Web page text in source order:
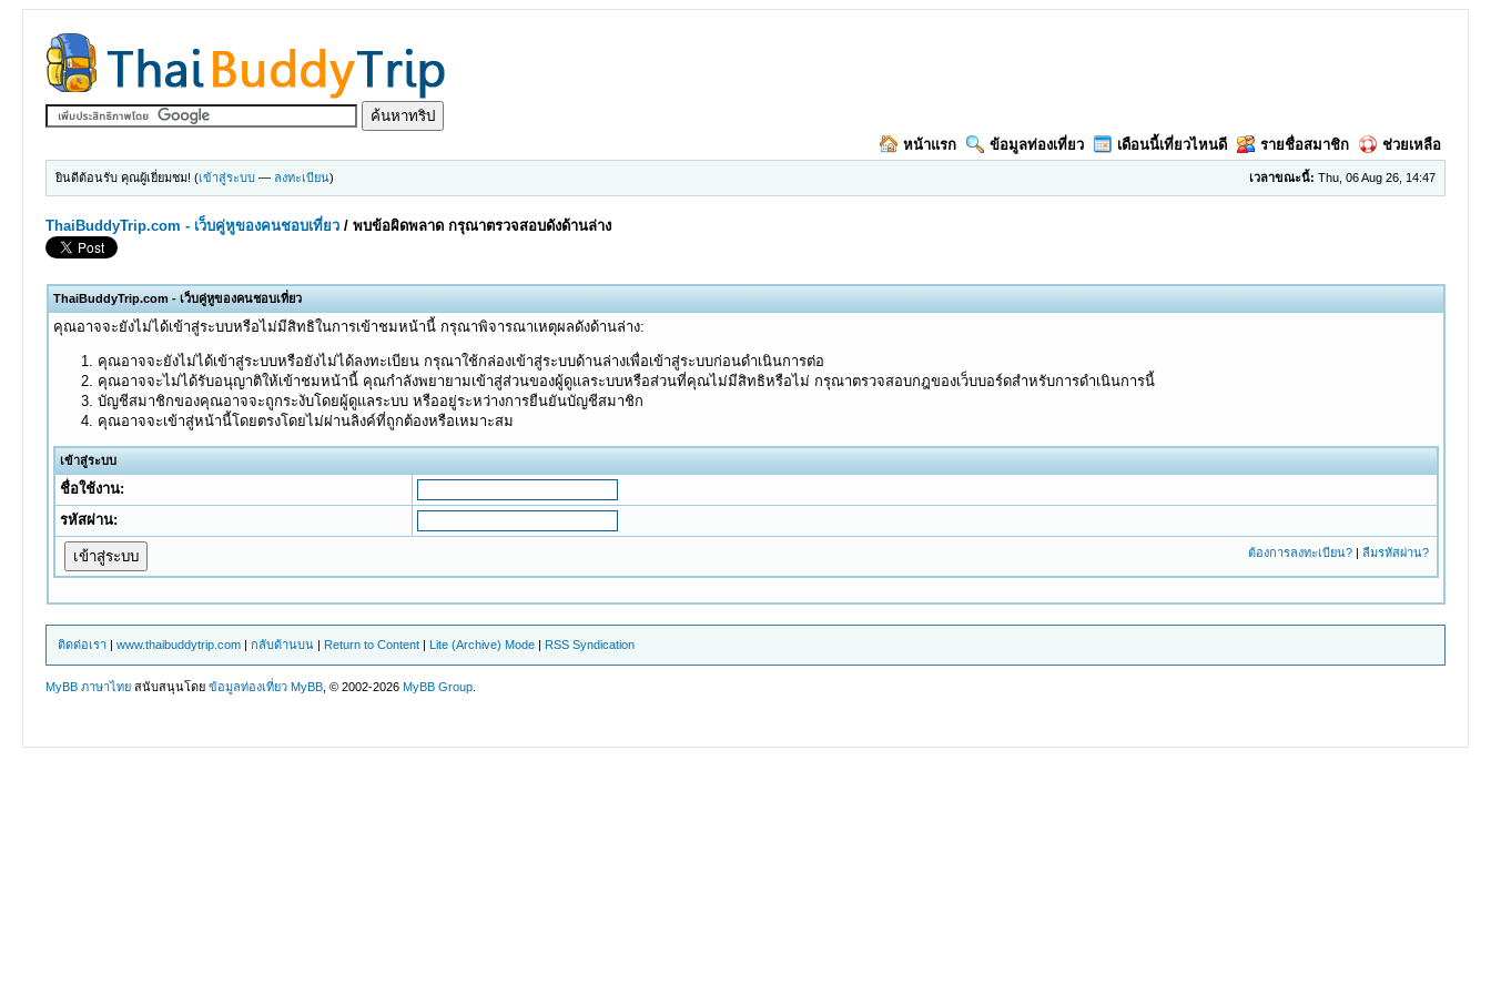
หน้าแรก ข้อมูลท่องเที่ยว เดือนนี้เที่ยวไหนดี รายชื่อสมาชิก ช่วยเหลือ
เวลาขณะนี้: Thu, 06 Aug 26, 14:47
ยินดีต้อนรับ คุณผู้เยี่ยมชม! (เข้าสู่ระบบ — ลงทะเบียน)
ThaiBuddyTrip.com - เว็บคู่หูของคนชอบเที่ยว /พบข้อผิดพลาด กรุณาตรวจสอบดังด้านล่าง
ThaiBuddyTrip.com - เว็บคู่หูของคนชอบเที่ยว
คุณอาจจะยังไม่ได้เข้าสู่ระบบหรือไม่มีสิทธิในการเข้าชมหน้านี้ กรุณาพิจารณาเหตุผลดังด้านล่าง:
คุณอาจจะยังไม่ได้เข้าสู่ระบบหรือยังไม่ได้ลงทะเบียน กรุณาใช้กล่องเข้าสู่ระบบด้านล่างเพื่อเข้าสู่ระบบก่อนดำเนินการต่อ
คุณอาจจะไม่ได้รับอนุญาติให้เข้าชมหน้านี้ คุณกำลังพยายามเข้าสู่ส่วนของผู้ดูแลระบบหรือส่วนที่คุณไม่มีสิทธิหรือไม่ กรุณาตรวจสอบกฎของเว็บบอร์ดสำหรับการดำเนินการนี้
บัญชีสมาชิกของคุณอาจจะถูกระงับโดยผู้ดูแลระบบ หรืออยู่ระหว่างการยืนยันบัญชีสมาชิก
คุณอาจจะเข้าสู่หน้านี้โดยตรงโดยไม่ผ่านลิงค์ที่ถูกต้องหรือเหมาะสม
เข้าสู่ระบบ
ชื่อใช้งาน:
รหัสผ่าน:
ต้องการลงทะเบียน?| ลืมรหัสผ่าน?
ติดต่อเรา |www.thaibuddytrip.com |กลับด้านบน | Return to Content | Lite (Archive) Mode | RSS Syndication
MyBB ภาษาไทย สนับสนุนโดยข้อมูลท่องเที่ยว MyBB , © 2002-2026MyBB Group